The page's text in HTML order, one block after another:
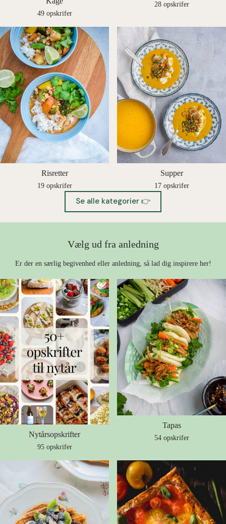
49 opskrifer
28 opskrifer
Risretter
19 opskrifer
Supper
17 opskrifer
Se alle kategorier 👉
Vælg ud fra anledning
Er der en særlig begivenhed eller anledning, så lad dig inspirere her!
Nytårsopskrifter
95 opskrifer
Tapas
54 opskrifer